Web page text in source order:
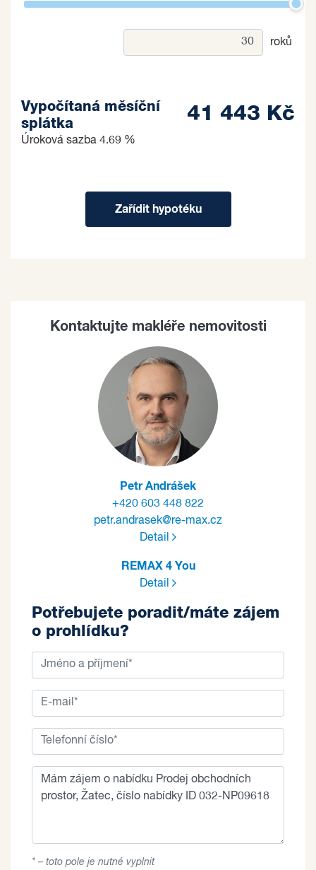
roků
Vypočítaná měsíční
splátka
Úroková sazba 4.69 %
41 443 Kč
Zařídit hypotéku
Kontaktujte makléře nemovitosti
Petr Andrášek
+420 603 448 822
petr.andrasek@re-max.cz
Detail
REMAX 4 You
Detail
Potřebujete poradit/máte zájem
o prohlídku?
* – toto pole je nutné vyplnit